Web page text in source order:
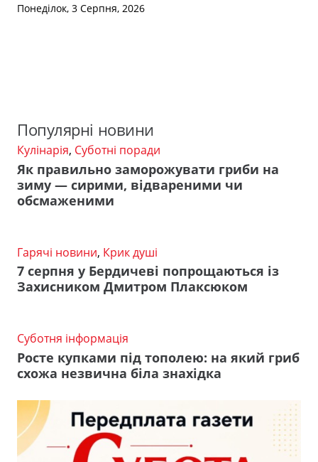
Понеділок, 3 Серпня, 2026
Популярні новини
Кулінарія, Суботні поради
Як правильно заморожувати гриби на
зиму — сирими, відвареними чи
обсмаженими
Гарячі новини, Крик душі
7 серпня у Бердичеві попрощаються із
Захисником Дмитром Плаксюком
Суботня інформація
Росте купками під тополею: на який гриб
схожа незвична біла знахідка